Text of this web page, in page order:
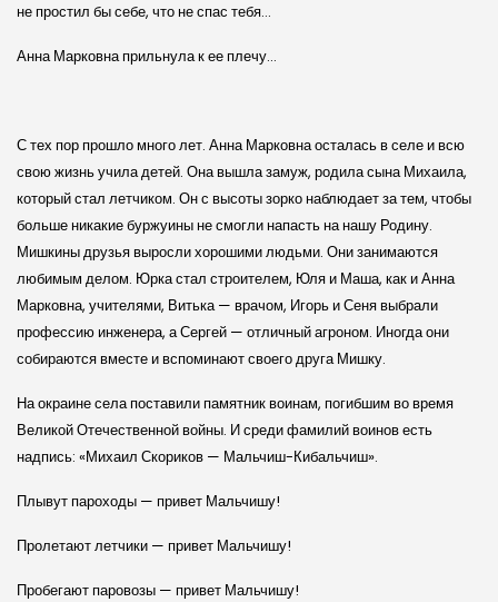
не простил бы себе, что не спас тебя…
Анна Марковна прильнула к ее плечу…
С тех пор прошло много лет. Анна Марковна осталась в селе и всю
свою жизнь учила детей. Она вышла замуж, родила сына Михаила,
который стал летчиком. Он с высоты зорко наблюдает за тем, чтобы
больше никакие буржуины не смогли напасть на нашу Родину.
Мишкины друзья выросли хорошими людьми. Они занимаются
любимым делом. Юрка стал строителем, Юля и Маша, как и Анна
Марковна, учителями, Витька — врачом, Игорь и Сеня выбрали
профессию инженера, а Сергей — отличный агроном. Иногда они
собираются вместе и вспоминают своего друга Мишку.
На окраине села поставили памятник воинам, погибшим во время
Великой Отечественной войны. И среди фамилий воинов есть
надпись: «Михаил Скориков — Мальчиш-Кибальчиш».
Плывут пароходы — привет Мальчишу!
Пролетают летчики — привет Мальчишу!
Пробегают паровозы — привет Мальчишу!